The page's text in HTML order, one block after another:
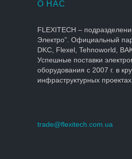
О НАС
FLEXITECH –
Электро”. Официальный
DKC, Flexel, Tehnoworld,
Успешные поставки
оборудования с 2007 г. в
инфраструктурных
trade@flexitech.com.ua